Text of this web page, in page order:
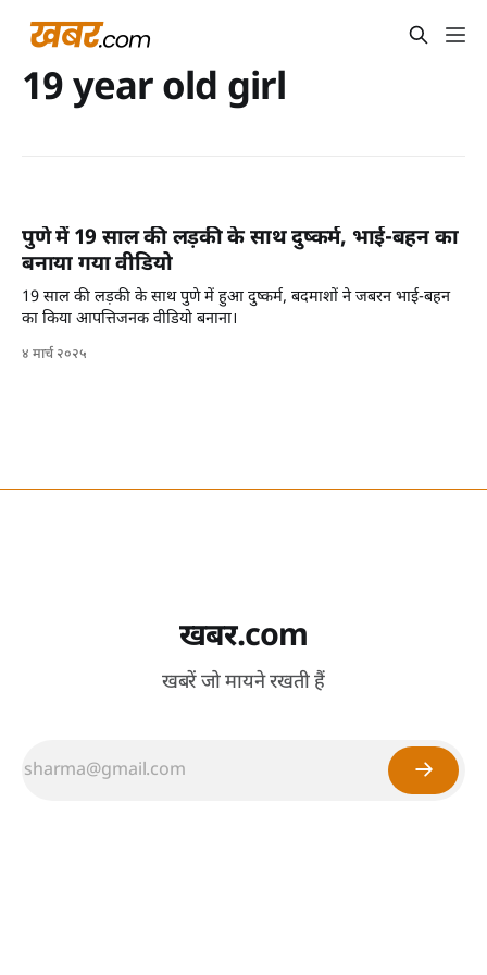
19 year old girl
पुणे में 19 साल की लड़की के साथ दुष्कर्म, भाई-बहन का
बनाया गया वीडियो
19 साल की लड़की के साथ पुणे में हुआ दुष्कर्म, बदमाशों ने जबरन भाई-बहन
का किया आपत्तिजनक वीडियो बनाना।
४ मार्च २०२५
खबर.com
खबरें जो मायने रखती हैं